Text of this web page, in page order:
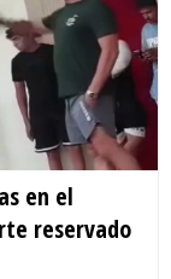
en el
reservado